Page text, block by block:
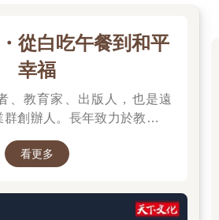
從白吃午餐到和平
幸福
、教育家、出版人，也是遠
創辦人。長年致力於教育、
流人」等觀念帶入台灣社會。
勢，期許以閱讀開拓視野、以
生著述豐富，持續為社會引進
看更多